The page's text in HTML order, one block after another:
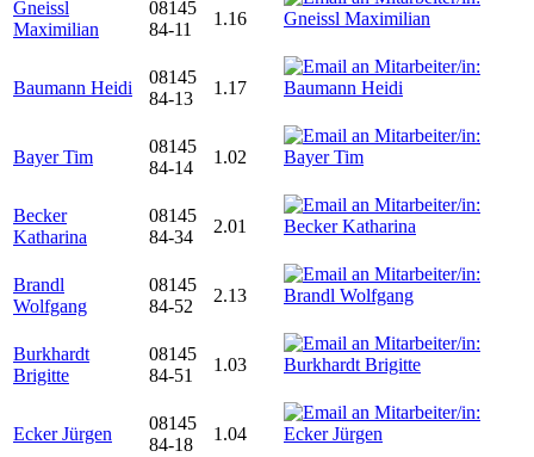
Gneissl
Maximilian
08145
84-11
1.16
Baumann Heidi
08145
84-13
1.17
Bayer Tim
08145
84-14
1.02
Becker
Katharina
08145
84-34
2.01
Brandl
Wolfgang
08145
84-52
2.13
Burkhardt
Brigitte
08145
84-51
1.03
Ecker Jürgen
08145
84-18
1.04